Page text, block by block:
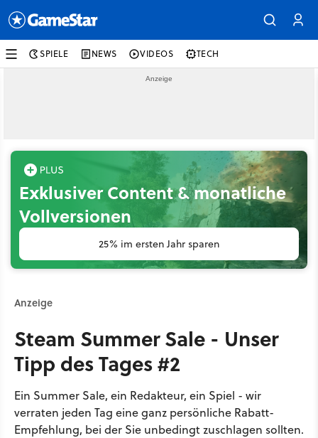
SPIELE NEWS VIDEOS TECH
Exklusiver Content & monatliche
Vollversionen
25% im ersten Jahr sparen
Anzeige
Steam Summer Sale - Unser
Tipp des Tages #2
Ein Summer Sale, ein Redakteur, ein Spiel - wir
verraten jeden Tag eine ganz persönliche Rabatt-
Empfehlung, bei der Sie unbedingt zuschlagen sollten.